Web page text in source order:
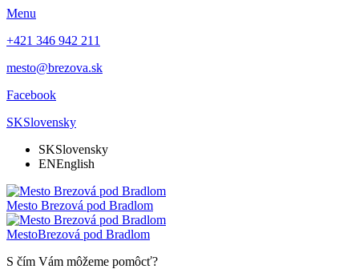
Menu
+421 346 942 211
mesto@brezova.sk
Facebook
SKSlovensky
SKSlovensky
ENEnglish
Mesto Brezová pod Bradlom
MestoBrezová pod Bradlom
S čím Vám môžeme pomôcť?